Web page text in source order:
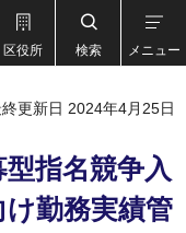
区役所 検索 メニュー
更新日 2024年4月25日
型指名競争入
勤務実績管